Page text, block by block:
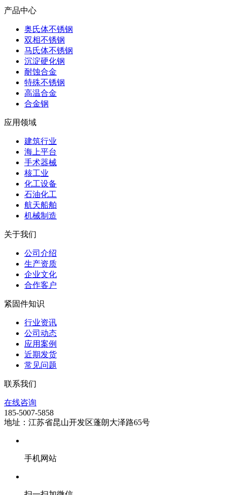
产品中心
奥氏体不锈钢
双相不锈钢
马氏体不锈钢
沉淀硬化钢
耐蚀合金
特殊不锈钢
高温合金
合金钢
应用领域
建筑行业
海上平台
手术器械
核工业
化工设备
石油化工
航天船舶
机械制造
关于我们
公司介绍
生产资质
企业文化
合作客户
紧固件知识
行业资讯
公司动态
应用案例
近期发货
常见问题
联系我们
在线咨询
185-5007-5858
地址：江苏省昆山开发区蓬朗大泽路65号
手机网站